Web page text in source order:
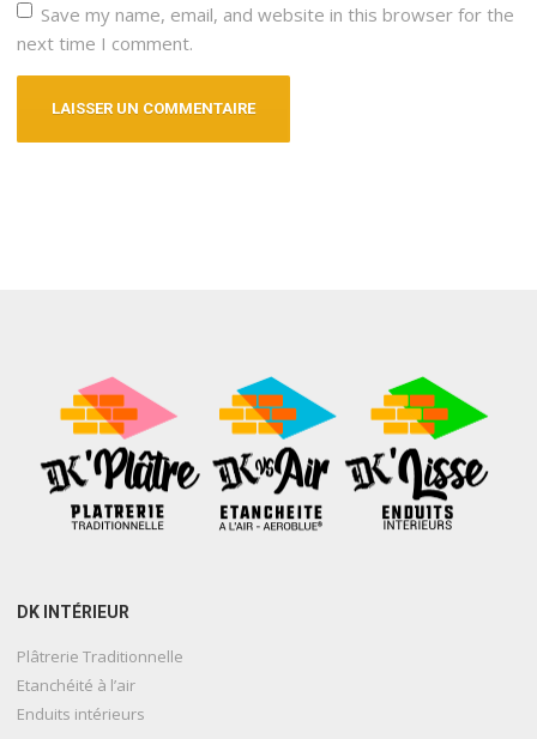
Save my name, email, and website in this browser for the
next time I comment.
DK INTÉRIEUR
Plâtrerie Traditionnelle
Etanchéité à l’air
Enduits intérieurs